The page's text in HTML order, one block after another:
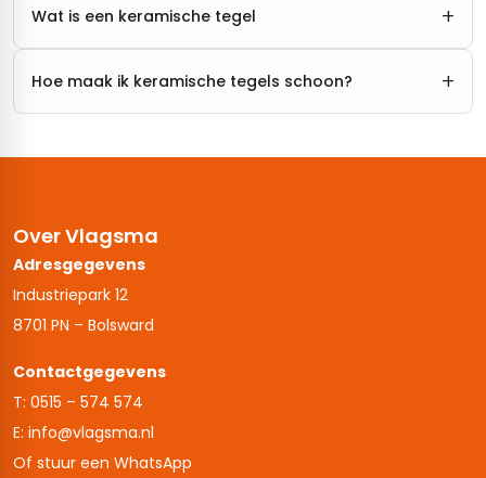
Wat is een keramische tegel +
Hoe maak ik keramische tegels schoon? +
Over Vlagsma
Adresgegevens
Industriepark 12
8701 PN – Bolsward
Contactgegevens
T: 0515 – 574 574
E: info@vlagsma.nl
Of stuur een WhatsApp